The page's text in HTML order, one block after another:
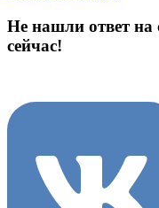
Не нашли ответ на
сейчас!